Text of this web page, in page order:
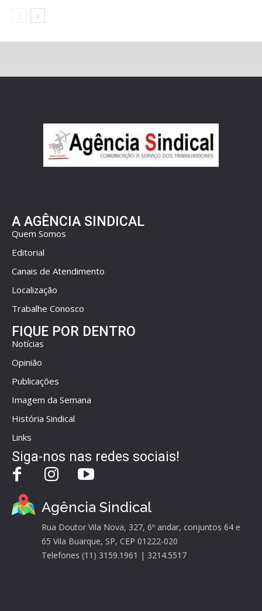
A AGÊNCIA SINDICAL
Quem Somos
Editorial
Canais de Atendimento
Localização
Trabalhe Conosco
FIQUE POR DENTRO
Notícias
Opinião
Publicações
Imagem da Semana
História Sindical
Links
Siga-nos nas redes sociais!
Agência Sindical
Rua Doutor Vila Nova, 327, 6º andar, conjuntos 64 e
65 Vila Buarque, SP, CEP 01222-020
Telefones (11) 3159.1961 | 3214.5517